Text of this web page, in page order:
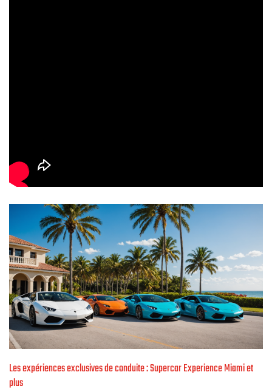
Les expériences exclusives de conduite : Supercar Experience Miami et
plus